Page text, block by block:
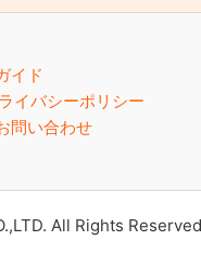
イド
イバシーポリシー
問い合わせ
All Rights